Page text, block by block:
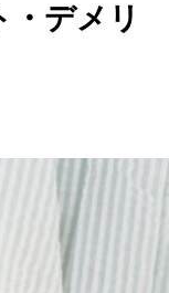
・デメリ